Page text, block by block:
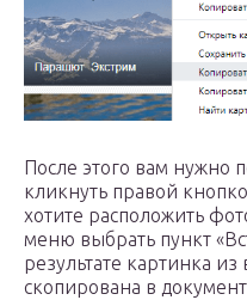
После этого вам нужно
кликнуть правой
хотите расположить
меню выбрать пункт
результате картинка
скопирована в